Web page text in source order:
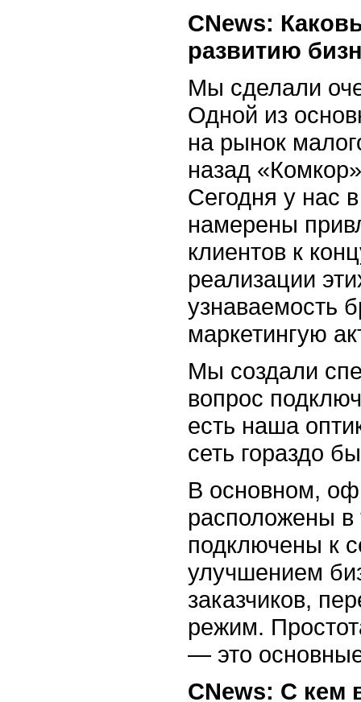
CNews:
развитию
Мы сделали
Одной из
на рынок
назад
Сегодня у нас
намерены
клиентов к
реализации
узнаваемость
маркетингую
Мы создали
вопрос
есть наша
сеть гораздо
В основном,
расположены в
подключены к
улучшением
заказчиков,
режим.
— это
CNews: С кем